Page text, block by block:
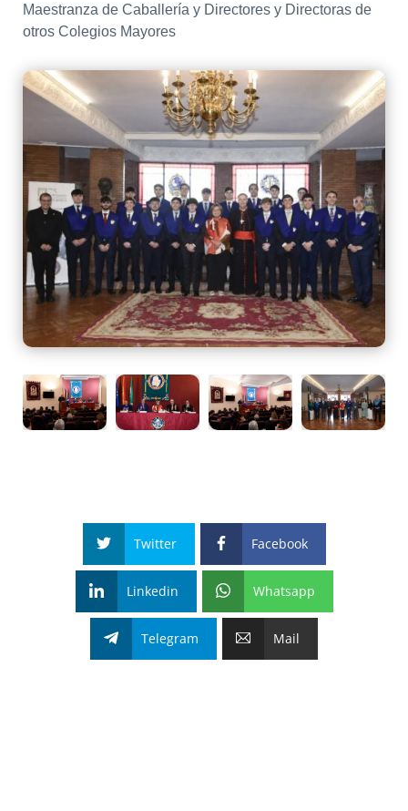
Maestranza de Caballería y Directores y Directoras de
otros Colegios Mayores
Twitter Facebook
Linkedin Whatsapp
Telegram Mail